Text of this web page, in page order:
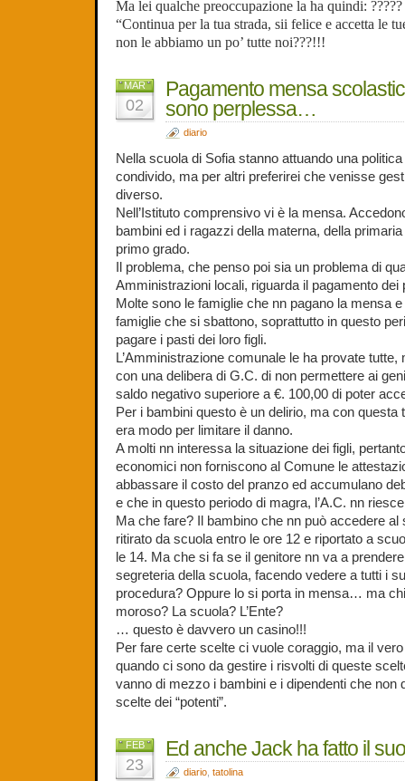
Ma lei qualche preoccupazione la ha quindi: ?????
“Continua per la tua strada, sii felice e accetta le
non le abbiamo un po’ tutte noi???!!!
MAR
02
Pagamento mensa
sono perplessa…
diario
Nella scuola di Sofia stanno attuando una
condivido, ma per altri preferirei che venisse
diverso.
Nell’Istituto comprensivo vi è la mensa.
bambini ed i ragazzi della materna, della
primo grado.
Il problema, che penso poi sia un problema di
Amministrazioni locali, riguarda il pagamento dei
Molte sono le famiglie che nn pagano la mensa
famiglie che si sbattono, soprattutto in questo
pagare i pasti dei loro figli.
L’Amministrazione comunale le ha provate tutte,
con una delibera di G.C. di non permettere ai
saldo negativo superiore a €. 100,00 di poter
Per i bambini questo è un delirio, ma con questa
era modo per limitare il danno.
A molti nn interessa la situazione dei figli,
economici non forniscono al Comune le
abbassare il costo del pranzo ed accumulano
e che in questo periodo di magra, l’A.C. nn
Ma che fare? Il bambino che nn può accedere
ritirato da scuola entro le ore 12 e riportato a
le 14. Ma che si fa se il genitore nn va a
segreteria della scuola, facendo vedere a tutti i
procedura? Oppure lo si porta in mensa… ma
moroso? La scuola? L’Ente?
… questo è davvero un casino!!!
Per fare certe scelte ci vuole coraggio, ma il
quando ci sono da gestire i risvolti di queste
vanno di mezzo i bambini e i dipendenti che non
scelte dei “potenti”.
FEB
23
Ed anche Jack ha fatto il
diario tatolina